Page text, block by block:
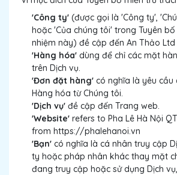
'Công ty' (được gọi là 'Công ty',
hoặc 'Của chúng tôi' trong Tuyên
nhiệm này) đề cập đến An Thảo Ltd
'Hàng hóa' dùng để chỉ các mặt
trên Dịch vụ.
'Đơn đặt hàng' có nghĩa là yêu cầu
Hàng hóa từ Chúng tôi.
'Dịch vụ' đề cập đến Trang web.
'Website' refers to Pha Lê Hà Nội
from https://phalehanoi.vn
'Bạn' có nghĩa là cá nhân truy cập
ty hoặc pháp nhân khác thay mặt
đang truy cập hoặc sử dụng Dịch